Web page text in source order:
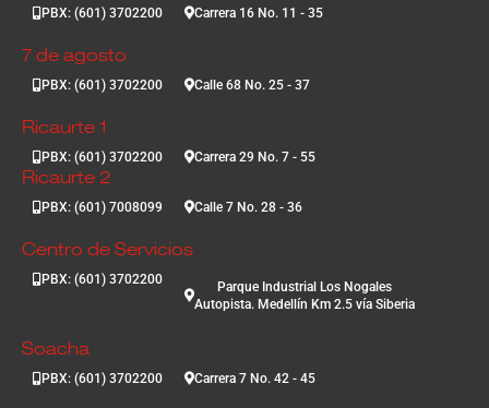
PBX: (601) 3702200 Carrera 16 No. 11 - 35
7 de agosto
PBX: (601) 3702200 Calle 68 No. 25 - 37
Ricaurte 1
PBX: (601) 3702200 Carrera 29 No. 7 - 55
Ricaurte 2
PBX: (601) 7008099 Calle 7 No. 28 - 36
Centro de Servicios
PBX: (601) 3702200
Parque Industrial Los Nogales
Autopista. Medellín Km 2.5 vía Siberia
Soacha
PBX: (601) 3702200 Carrera 7 No. 42 - 45